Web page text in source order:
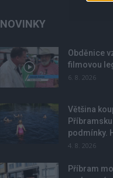
NOVINKY
Obděnice
filmovou
6. 8. 2026
Většina
podmínky.
4. 8. 2026
Příbram